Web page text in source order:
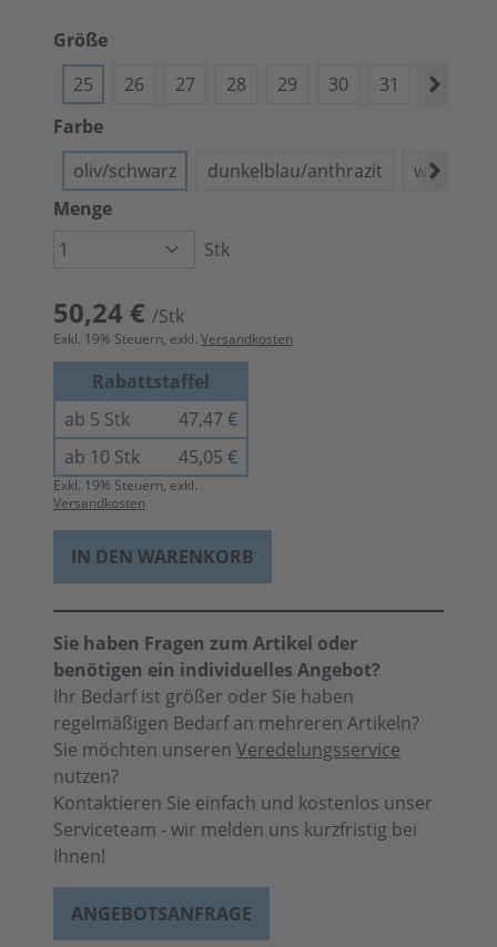
Größe
25
26 27 28 29 30 31 40
Farbe
oliv/schwarz
dunkelblau/anthrazit
weiß/
Menge
Stk
50,24 € /Stk
Exkl. 19% Steuern, exkl. Versandkosten
Rabattstaffel
ab 5 Stk
47,47 €
ab 10 Stk
45,05 €
Exkl. 19% Steuern, exkl.
Versandkosten
IN DEN WARENKORB
Sie haben Fragen zum Artikel oder
benötigen ein individuelles Angebot?
Ihr Bedarf ist größer oder Sie haben
regelmäßigen Bedarf an mehreren Artikeln?
Sie möchten unseren Veredelungsservice
nutzen?
Kontaktieren Sie einfach und kostenlos unser
Serviceteam - wir melden uns kurzfristig bei
Ihnen!
ANGEBOTSANFRAGE